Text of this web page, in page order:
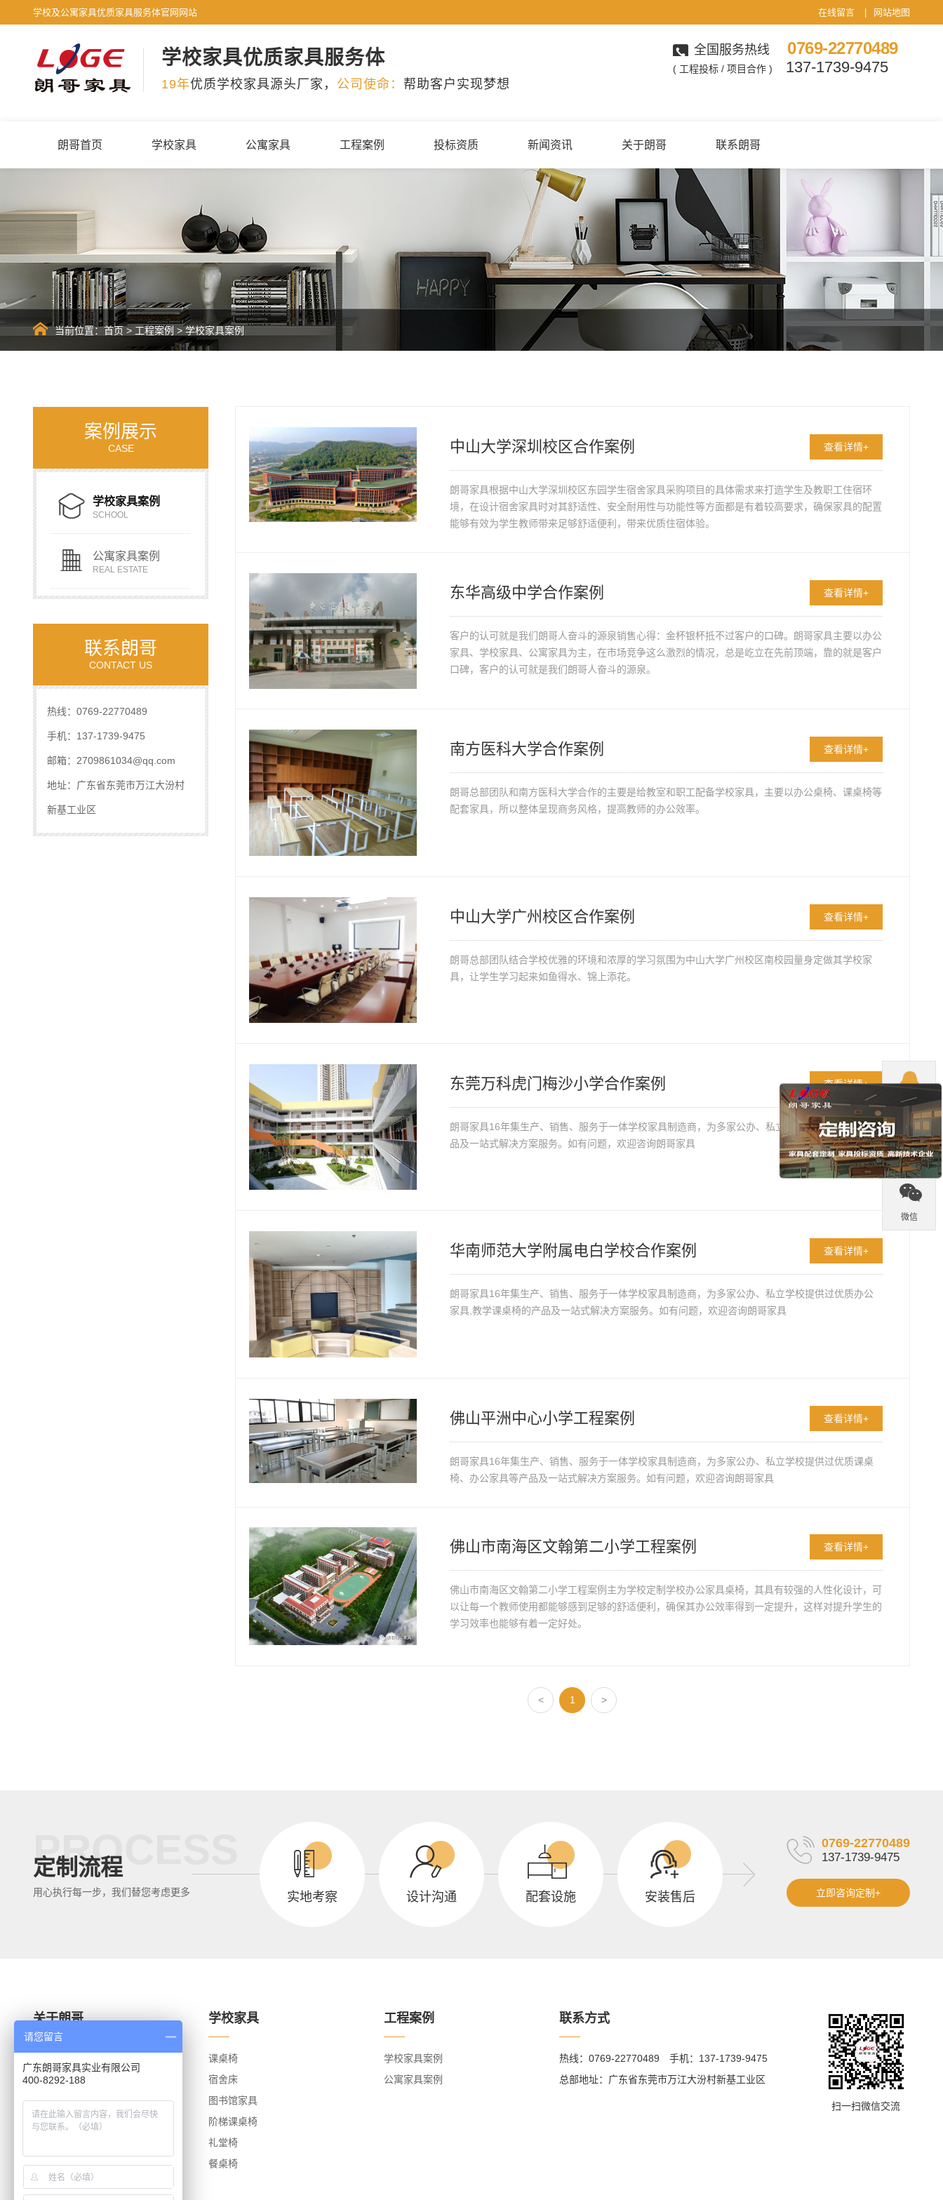
学校及公寓家具优质家具服务体官网网站 在线留言 网站地图
学校家具优质家具服务体
19年优质学校家具源头厂家， 公司使命： 帮助客户实现梦想
全国服务热线 0769-22770489
( 工程投标 / 项目合作 ) 137-1739-9475
朗哥首页 学校家具 公寓家具 工程案例 投标资质 新闻资讯 关于朗哥 联系朗哥
当前位置：首页> 工程案例 >学校家具案例
案例展示
CASE
学校家具案例
SCHOOL
公寓家具案例
REAL ESTATE
联系朗哥
CONTACT US
热线：0769-22770489
手机：137-1739-9475
邮箱：2709861034@qq.com
地址：广东省东莞市万江大汾村
新基工业区
中山大学深圳校区合作案例 查看详情+
朗哥家具根据中山大学深圳校区东园学生宿舍家具采购项目的具体需求来打造学生及教职工住宿环
境，在设计宿舍家具时对其舒适性、安全耐用性与功能性等方面都是有着较高要求，确保家具的配置
能够有效为学生教师带来足够舒适便利，带来优质住宿体验。
东华高级中学合作案例 查看详情+
客户的认可就是我们朗哥人奋斗的源泉销售心得：金杯银杯抵不过客户的口碑。朗哥家具主要以办公
家具、学校家具、公寓家具为主，在市场竞争这么激烈的情况，总是屹立在先前顶端，靠的就是客户
口碑，客户的认可就是我们朗哥人奋斗的源泉。
南方医科大学合作案例 查看详情+
朗哥总部团队和南方医科大学合作的主要是给教室和职工配备学校家具，主要以办公桌椅、课桌椅等
配套家具，所以整体呈现商务风格，提高教师的办公效率。
中山大学广州校区合作案例 查看详情+
朗哥总部团队结合学校优雅的环境和浓厚的学习氛围为中山大学广州校区南校园量身定做其学校家
具，让学生学习起来如鱼得水、锦上添花。
东莞万科虎门梅沙小学合作案例 查看详情+
朗哥家具16年集生产、销售、服务于一体学校家具制造商，为多家公办、私立学校提供过优质的产
品及一站式解决方案服务。如有问题，欢迎咨询朗哥家具
华南师范大学附属电白学校合作案例 查看详情+
朗哥家具16年集生产、销售、服务于一体学校家具制造商，为多家公办、私立学校提供过优质办公
家具,教学课桌椅的产品及一站式解决方案服务。如有问题，欢迎咨询朗哥家具
佛山平洲中心小学工程案例 查看详情+
朗哥家具16年集生产、销售、服务于一体学校家具制造商，为多家公办、私立学校提供过优质课桌
椅、办公家具等产品及一站式解决方案服务。如有问题，欢迎咨询朗哥家具
佛山市南海区文翰第二小学工程案例 查看详情+
佛山市南海区文翰第二小学工程案例主为学校定制学校办公家具桌椅，其具有较强的人性化设计，可
以让每一个教师使用都能够感到足够的舒适便利，确保其办公效率得到一定提升，这样对提升学生的
学习效率也能够有着一定好处。
< 1 >
PROCESS
定制流程
用心执行每一步，我们替您考虑更多 实地考察 设计沟通 配套设施 安装售后
0769-22770489
137-1739-9475
立即咨询定制+
关于朗哥
荣誉资质
团队风采
办公环境
学校家具
课桌椅
宿舍床
图书馆家具
阶梯课桌椅
礼堂椅
餐桌椅
工程案例
学校家具案例
公寓家具案例
联系方式
热线：0769-22770489 手机：137-1739-9475
总部地址：广东省东莞市万江大汾村新基工业区
扫一扫微信交流

QQ

热线

微信
请您留言
广东朗哥家具实业有限公司
400-8292-188